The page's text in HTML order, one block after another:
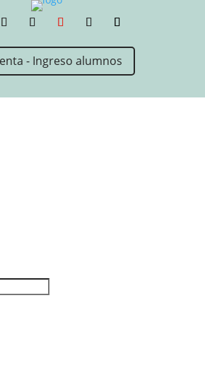
- Ingreso alumnos